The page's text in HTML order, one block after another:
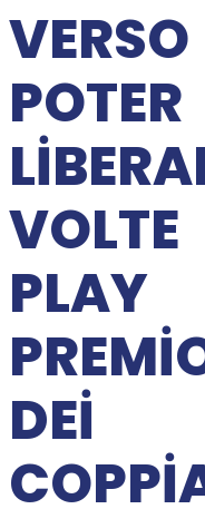
VERSO
POTER
VOLTE
PLAY
DEI